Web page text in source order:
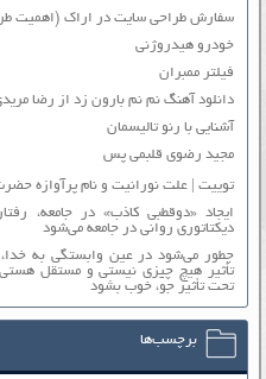
سفارش طراحی سایت در اراک (اهمیت
خودرو هیدروژنی
فیلتر ممبران
دانلود آهنگ نم نم بارون زد از رضا
آشنایی با رنو تالیسمان
مجید رضوی قلبمی پس
توییت | علت نورانیت و نام پرآوازه
ایجاد «دوقطبی کاذب» در جامعه،
دیکتاتوری روانی در جامعه می‌شود
چطور می‌شود در عین وابستگی به
تأثیر هیچ چیزی نیستی و مستقل
تحت تأثیر جوّ، خوب بشود
برچسب‌ها